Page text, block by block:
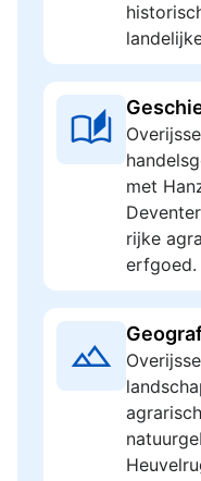
met
rijke
erfgoed.